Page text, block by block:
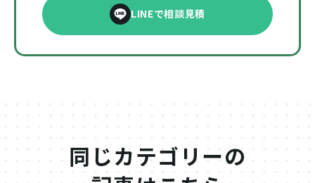
LINEで相談見積
同じカテゴリーの